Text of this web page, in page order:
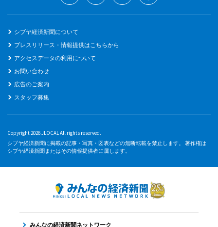
シブヤ経済新聞について
プレスリリース・情報提供はこちらから
アクセスデータの利用について
お問い合わせ
広告のご案内
スタッフ募集
Copyright 2026 JLOCAL All rights reserved.
シブヤ経済新聞に掲載の記事・写真・図表などの無断転載を禁止します。 著作権は
シブヤ経済新聞またはその情報提供者に属します。
みんなの経済新聞ネットワーク